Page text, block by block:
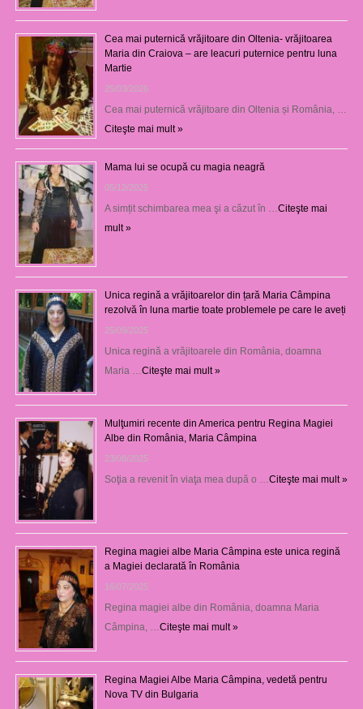
Cea mai puternică vrăjitoare din Oltenia- vrăjitoarea
Maria din Craiova – are leacuri puternice pentru luna
Martie
25/03/2026
Cea mai puternică vrăjitoare din Oltenia și România, …
Citeşte mai mult »
Mama lui se ocupă cu magia neagră
05/12/2025
A simțit schimbarea mea şi a căzut în …Citeşte mai
mult »
Unica regină a vrăjitoarelor din țară Maria Câmpina
rezolvă în luna martie toate problemele pe care le aveți
25/09/2025
Unica regină a vrăjitoarele din România, doamna
Maria …Citeşte mai mult »
Mulţumiri recente din America pentru Regina Magiei
Albe din România, Maria Câmpina
23/08/2025
Soţia a revenit în viaţa mea după o …Citeşte mai mult »
Regina magiei albe Maria Câmpina este unica regină
a Magiei declarată în România
16/07/2025
Regina magiei albe din România, doamna Maria
Câmpina, …Citeşte mai mult »
Regina Magiei Albe Maria Câmpina, vedetă pentru
Nova TV din Bulgaria